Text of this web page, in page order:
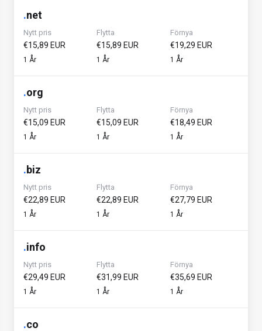
.net
Nytt pris
€15,89 EUR
1 År
Flytta
€15,89 EUR
1 År
Förnya
€19,29 EUR
1 År
.org
Nytt pris
€15,09 EUR
1 År
Flytta
€15,09 EUR
1 År
Förnya
€18,49 EUR
1 År
.biz
Nytt pris
€22,89 EUR
1 År
Flytta
€22,89 EUR
1 År
Förnya
€27,79 EUR
1 År
.info
Nytt pris
€29,49 EUR
1 År
Flytta
€31,99 EUR
1 År
Förnya
€35,69 EUR
1 År
.co